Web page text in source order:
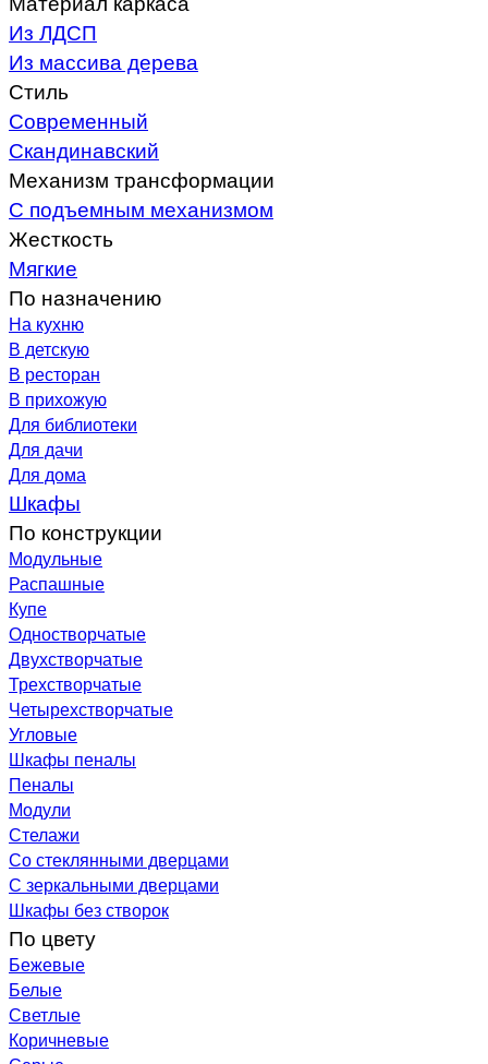
Из ЛДСП
Из массива дерева
Стиль
Современный
Скандинавский
Механизм трансформации
С подъемным механизмом
Жесткость
Мягкие
По назначению
На кухню
В детскую
В ресторан
В прихожую
Для библиотеки
Для дачи
Для дома
Шкафы
По конструкции
Модульные
Распашные
Купе
Одностворчатые
Двухстворчатые
Трехстворчатые
Четырехстворчатые
Угловые
Шкафы пеналы
Пеналы
Модули
Стелажи
Со стеклянными дверцами
С зеркальными дверцами
Шкафы без створок
По цвету
Бежевые
Белые
Светлые
Коричневые